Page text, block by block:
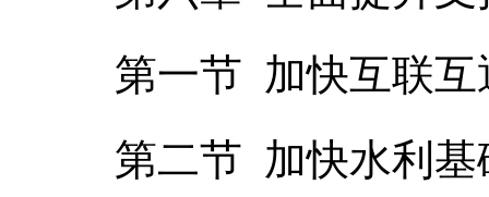
第一节 加快互联
第二节 加快水利基